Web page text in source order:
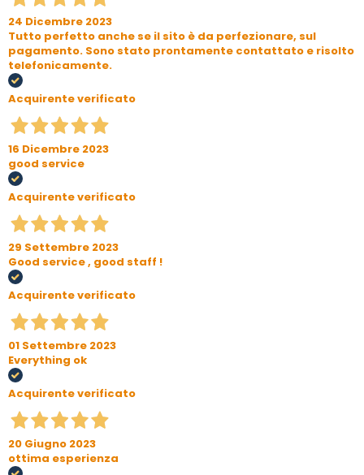
24 Dicembre 2023
Tutto perfetto anche se il sito è da perfezionare, sul
pagamento. Sono stato prontamente contattato e risolto
telefonicamente.
Acquirente verificato
16 Dicembre 2023
good service
Acquirente verificato
29 Settembre 2023
Good service , good staff !
Acquirente verificato
01 Settembre 2023
Everything ok
Acquirente verificato
20 Giugno 2023
ottima esperienza